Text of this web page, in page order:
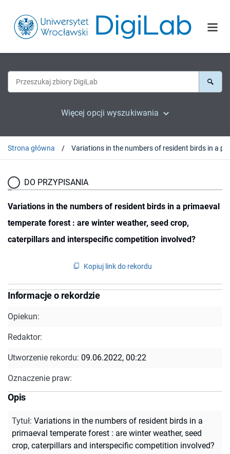
Więcej opcji wyszukiwania
Strona główna
DO PRZYPISANIA
Variations in the numbers of resident birds in a primaeval
temperate forest : are winter weather, seed crop,
caterpillars and interspecific competition involved?
Kopiuj link do rekordu
Informacje o rekordzie
Opiekun:
Redaktor:
Utworzenie rekordu: 09.06.2022, 00:22
Oznaczenie praw:
Opis
Tytuł: Variations in the numbers of resident birds in a
primaeval temperate forest : are winter weather, seed
crop, caterpillars and interspecific competition involved?